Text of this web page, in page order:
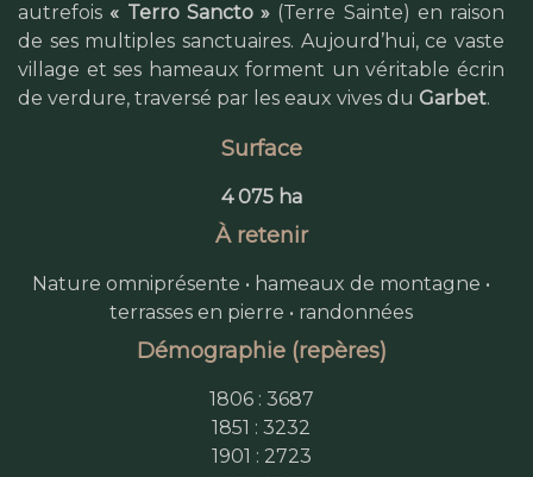
autrefois « Terro Sancto » (Terre Sainte) en raison
de ses multiples sanctuaires. Aujourd’hui, ce vaste
village et ses hameaux forment un véritable écrin
de verdure, traversé par les eaux vives du Garbet.
Surface
4 075 ha
À retenir
Nature omniprésente • hameaux de montagne •
terrasses en pierre • randonnées
Démographie (repères)
1806 : 3687
1851 : 3232
1901 : 2723